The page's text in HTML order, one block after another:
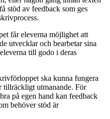
stöd av feedback som ges
får eleverna möjlighet att
utvecklar och bearbetar sina
till godo i deras
ska kunna fungera
tillräckligt utmanande. För
på egen hand kan feedback
behöver stöd är